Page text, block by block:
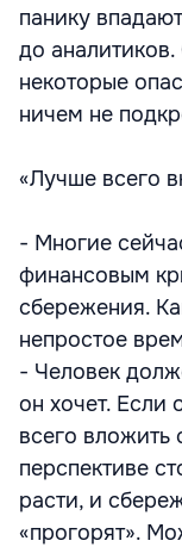
панику
до аналитиков.
некоторые
ничем не
«Лучше всего
- Многие
финансовым
сбережения.
непростое
- Человек
он хочет. Если
всего вложить
перспективе
расти, и
«прогорят».